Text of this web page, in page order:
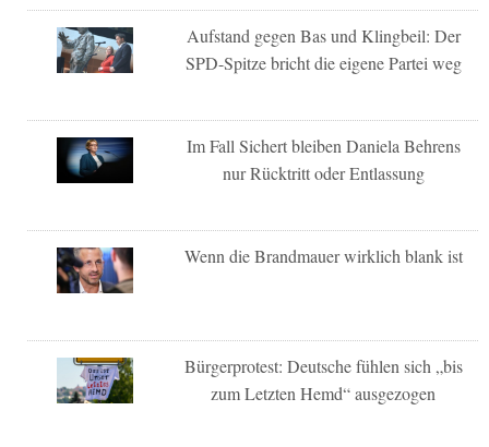
Aufstand gegen Bas und Klingbeil: Der
SPD-Spitze bricht die eigene Partei weg
Im Fall Sichert bleiben Daniela Behrens
nur Rücktritt oder Entlassung
Wenn die Brandmauer wirklich blank ist
Bürgerprotest: Deutsche fühlen sich „bis
zum Letzten Hemd“ ausgezogen